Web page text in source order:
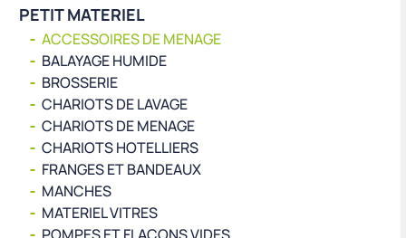
PETIT MATERIEL
ACCESSOIRES DE MENAGE
BALAYAGE HUMIDE
BROSSERIE
CHARIOTS DE LAVAGE
CHARIOTS DE MENAGE
CHARIOTS HOTELLIERS
FRANGES ET BANDEAUX
MANCHES
MATERIEL VITRES